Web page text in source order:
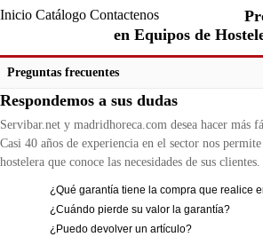
Inicio Catálogo Contactenos
en Equipos de
Preguntas frecuentes
Respondemos a sus dudas
Servibar.net y madridhoreca.com desea hacer más
Casi 40 años de experiencia en el sector nos
hostelera que conoce las necesidades de sus clientes.
¿Qué garantía tiene la compra que realice
¿Cuándo pierde su valor la garantía?
¿Puedo devolver un artículo?